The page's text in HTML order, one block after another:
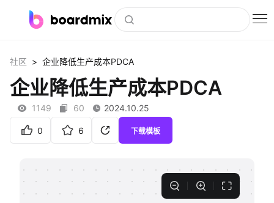
社区资源
下载
私有化部署
社区 > 企业降低生产成本PDCA
企业降低生产成本PDCA
1149 60 2024.10.25
0 6 下载模板